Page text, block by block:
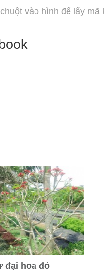
vào hình để lấy mã
đại hoa đỏ